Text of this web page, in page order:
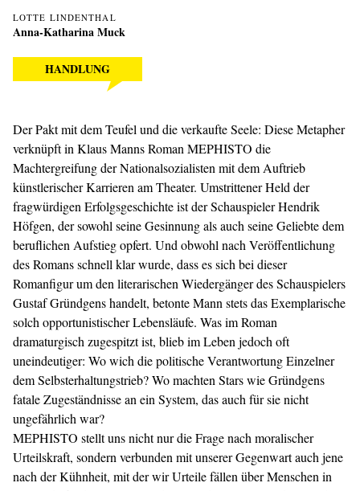
LOTTE LINDENTHAL
Anna-Katharina Muck
HANDLUNG
Der Pakt mit dem Teufel und die verkaufte Seele: Diese Metapher
verknüpft in Klaus Manns Roman MEPHISTO die
Machtergreifung der Nationalsozialisten mit dem Auftrieb
künstlerischer Karrieren am Theater. Umstrittener Held der
fragwürdigen Erfolgsgeschichte ist der Schauspieler Hendrik
Höfgen, der sowohl seine Gesinnung als auch seine Geliebte dem
beruflichen Aufstieg opfert. Und obwohl nach Veröffentlichung
des Romans schnell klar wurde, dass es sich bei dieser
Romanfigur um den literarischen Wiedergänger des Schauspielers
Gustaf Gründgens handelt, betonte Mann stets das Exemplarische
solch opportunistischer Lebensläufe. Was im Roman
dramaturgisch zugespitzt ist, blieb im Leben jedoch oft
uneindeutiger: Wo wich die politische Verantwortung Einzelner
dem Selbsterhaltungstrieb? Wo machten Stars wie Gründgens
fatale Zugeständnisse an ein System, das auch für sie nicht
ungefährlich war?
MEPHISTO stellt uns nicht nur die Frage nach moralischer
Urteilskraft, sondern verbunden mit unserer Gegenwart auch jene
nach der Kühnheit, mit der wir Urteile fällen über Menschen in